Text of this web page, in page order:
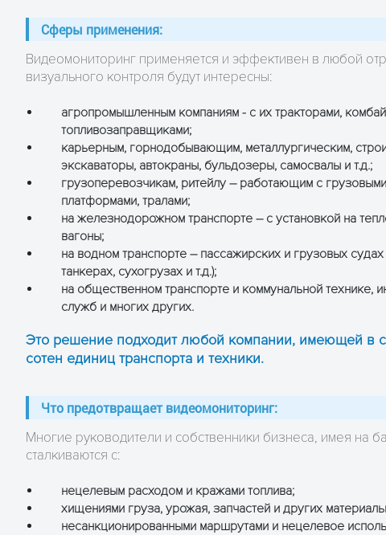
Сферы применения:
Видеомониторинг применяется и эффективен в любой
визуального контроля будут интересны:
агропромышленным компаниям - с их тракторами,
топливозаправщиками;
карьерным, горнодобывающим, металлургическим,
экскаваторы, автокраны, бульдозеры, самосвалы и т.д.;
грузоперевозчикам, ритейлу – работающим с
платформами, тралами;
на железнодорожном транспорте – с установкой на
вагоны;
на водном транспорте – пассажирских и грузовых
танкерах, сухогрузах и т.д.);
на общественном транспорте и коммунальной технике,
служб и многих других.
Это решение подходит любой компании, имеющей в
сотен единиц транспорта и техники.
Что предотвращает видеомониторинг:
Многие руководители и собственники бизнеса, имея на
сталкиваются с:
нецелевым расходом и кражами топлива;
хищениями груза, урожая, запчастей и других
несанкционированными маршрутами и нецелевое